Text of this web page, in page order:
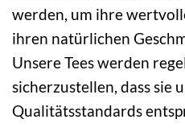
werden, um ihre
ihren natürlichen
Unsere Tees werden
sicherzustellen, dass sie
Qualitätsstandards